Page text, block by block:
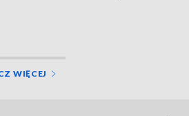
WIĘCEJ